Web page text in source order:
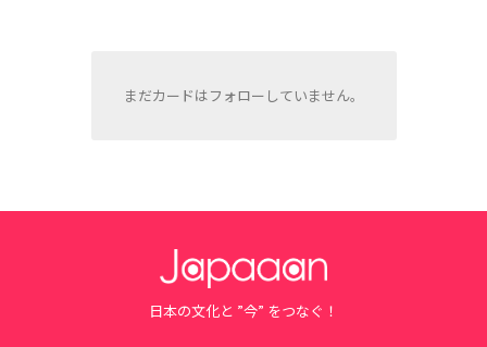
まだカードはフォローしていません。
日本の文化と ”今” をつなぐ！